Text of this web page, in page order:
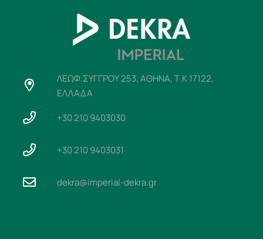
ΛΕΩΦ.ΣΥΓΓΡΟΥ 253, ΑΘΗΝΑ, Τ.Κ 17122,
ΕΛΛΑΔΑ
+30 210 9403030
+30 210 9403031
dekra@imperial-dekra.gr